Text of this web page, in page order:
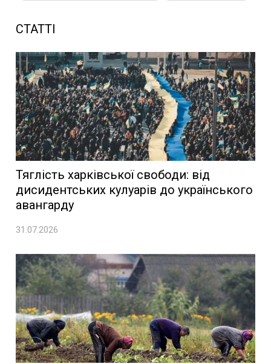
СТАТТІ
Тяглість харківської свободи: від
дисидентських кулуарів до українського
авангарду
31.07.2026